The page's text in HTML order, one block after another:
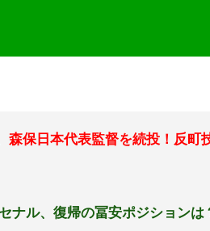
森保日本代表監督を続投！反町
ナル、復帰の冨安ポジションは